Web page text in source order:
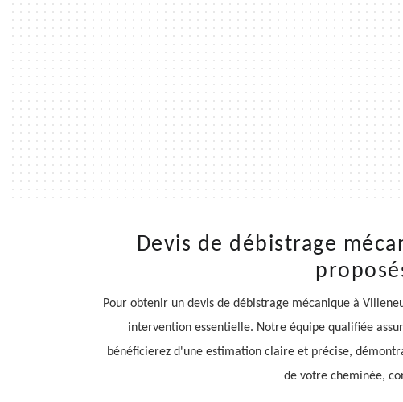
Devis de débistrage
Pour obtenir un devis de débistrage mécanique à
intervention essentielle. Notre équipe qualifiée
bénéficierez d'une estimation claire et précise,
de votre cheminée,